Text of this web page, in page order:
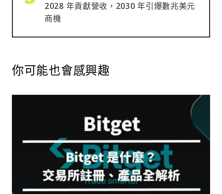
2028 年貢獻營收，2030 年引爆數兆美元
商機
你可能也會感興趣